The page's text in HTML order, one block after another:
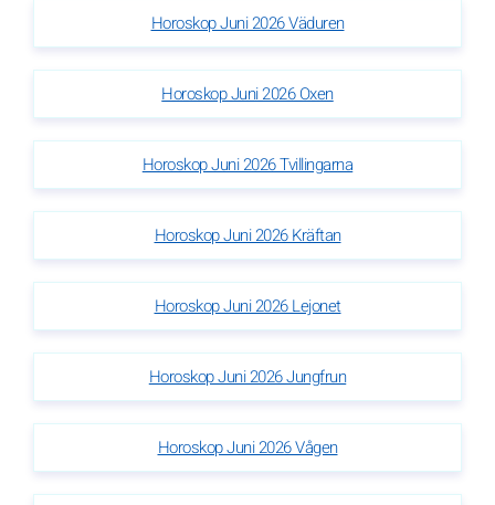
Horoskop Juni 2026 Väduren
Horoskop Juni 2026 Oxen
Horoskop Juni 2026 Tvillingarna
Horoskop Juni 2026 Kräftan
Horoskop Juni 2026 Lejonet
Horoskop Juni 2026 Jungfrun
Horoskop Juni 2026 Vågen